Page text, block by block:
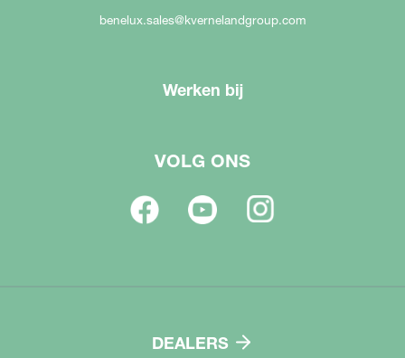
benelux.sales@kvernelandgroup.com
Werken bij
VOLG ONS
DEALERS